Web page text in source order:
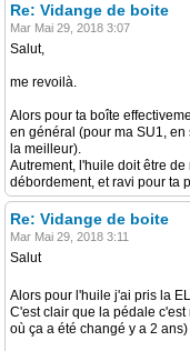
Re: Vidange de boite
Mar Mai 29, 2018 3:07
Salut,
me revoilà.
Alors pour ta boîte
en général (pour ma SU1,
la meilleur).
Autrement, l'huile doit être
débordement, et ravi pour ta
Re: Vidange de boite
Mar Mai 29, 2018 3:11
Salut
Alors pour l'huile j'ai pris la
C'est clair que la pédale
où ça a été changé y a 2 ans)